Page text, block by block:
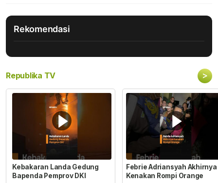
Rekomendasi
Republika TV >
Kebakaran Landa Gedung
Bapenda Pemprov DKI
Febrie Adriansyah Akhirnya
Kenakan Rompi Orange